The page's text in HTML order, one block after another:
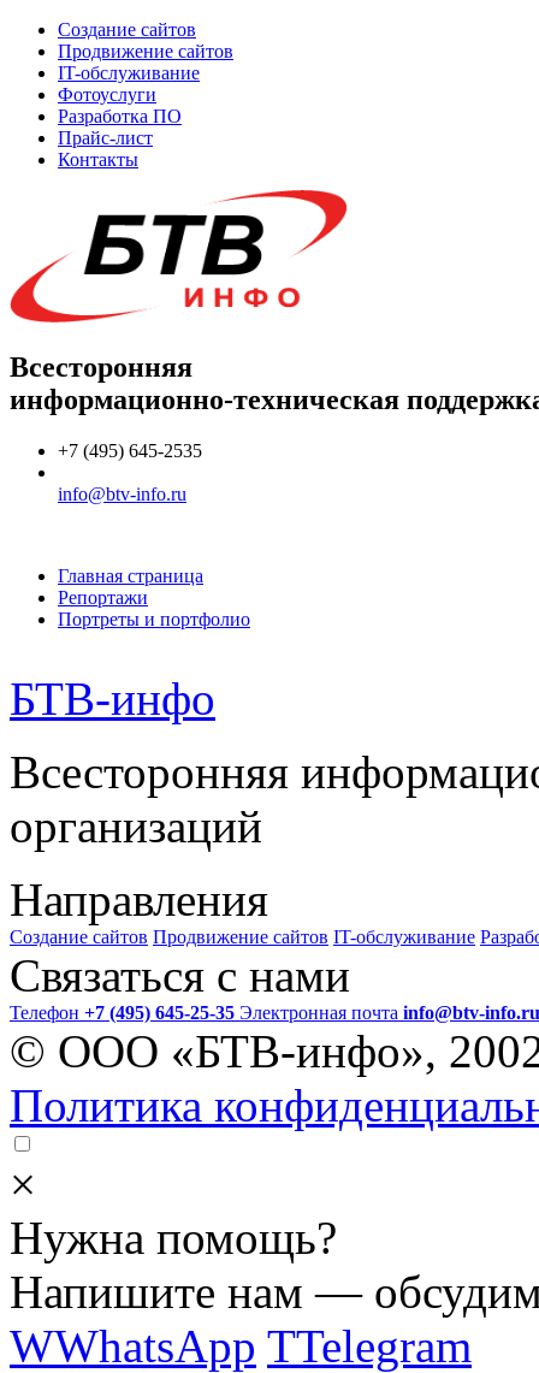
Создание сайтов
Продвижение сайтов
IT-обслуживание
Фотоуслуги
Разработка ПО
Прайс-лист
Контакты
Всесторонняя
информационно-техническая
+7 (495) 645-2535
info@btv-info.ru
Главная страница
Репортажи
Портреты и портфолио
БТВ-инфо
Всесторонняя
организаций
Направления
Создание сайтов Продвижение сайтов IT-обслуживание
Связаться с нами
Телефон +7 (495) 645-25-35 Электронная почта info@btv-info.ru
© ООО «БТВ-инфо»,
Политика
×
Нужна помощь?
Напишите нам —
WWhatsApp TTelegram